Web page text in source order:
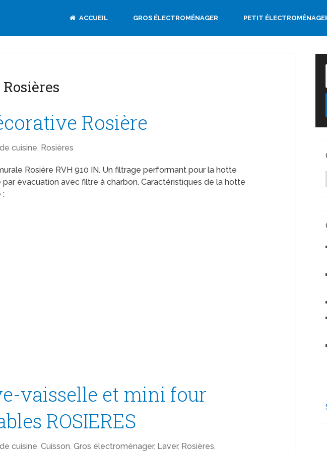
ACCUEIL GROS ÉLECTROMÉNAGER PETIT
Rosières
Rosière
cuisine, Rosières
Rosière RVH 910 IN. Un filtrage performant pour la hotte
évacuation avec filtre à charbon. Caractéristiques de la hotte
:
vaisselle et mini four
ROSIERES
cuisine, Cuisson, Gros électroménager, Laver, Rosières,